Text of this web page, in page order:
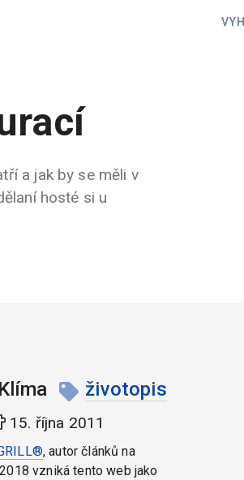
a jak by se měli v
hosté si u
životopis
15. října 2011
, autor článků na
vzniká tento web jako